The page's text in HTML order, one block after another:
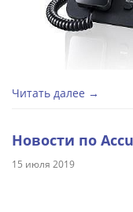
Читать далее →
Новости по
15 июля 2019